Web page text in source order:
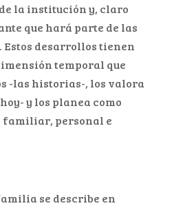
la institución y, claro
que hará parte de las
Estos desarrollos tienen
temporal que
-las historias-, los valora
y los planea como
familiar, personal e
se describe en